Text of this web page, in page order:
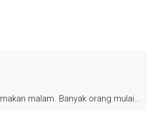
malam. Banyak orang mulai...